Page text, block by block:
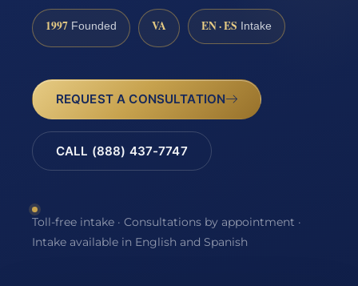
1997 Founded VA EN · ES Intake
REQUEST A CONSULTATION
CALL (888) 437-7747
Toll-free intake · Consultations by appointment ·
Intake available in English and Spanish